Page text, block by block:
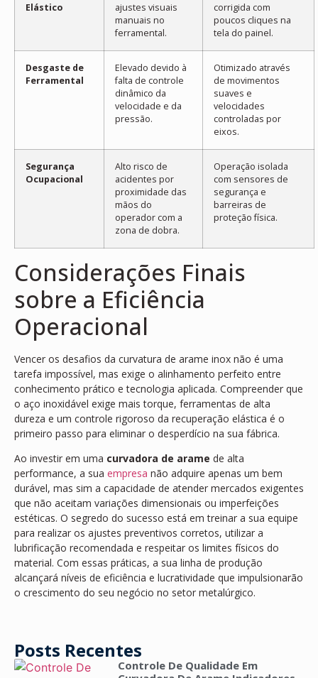
Elástico
ajustes visuais
manuais no
ferramental.
corrigida com
poucos cliques na
tela do painel.
Desgaste de
Ferramental
Elevado devido à
falta de controle
dinâmico da
velocidade e da
pressão.
Otimizado através
de movimentos
suaves e
velocidades
controladas por
eixos.
Segurança
Ocupacional
Alto risco de
acidentes por
proximidade das
mãos do
operador com a
zona de dobra.
Operação isolada
com sensores de
segurança e
barreiras de
proteção física.
Considerações Finais
sobre a Eficiência
Operacional
Vencer os desafios da curvatura de arame inox não é uma
tarefa impossível, mas exige o alinhamento perfeito entre
conhecimento prático e tecnologia aplicada. Compreender que
o aço inoxidável exige mais torque, ferramentas de alta
dureza e um controle rigoroso da recuperação elástica é o
primeiro passo para eliminar o desperdício na sua fábrica.
Ao investir em uma curvadora de arame de alta
performance, a sua empresa não adquire apenas um bem
durável, mas sim a capacidade de atender mercados exigentes
que não aceitam variações dimensionais ou imperfeições
estéticas. O segredo do sucesso está em treinar a sua equipe
para realizar os ajustes preventivos corretos, utilizar a
lubrificação recomendada e respeitar os limites físicos do
material. Com essas práticas, a sua linha de produção
alcançará níveis de eficiência e lucratividade que impulsionarão
o crescimento do seu negócio no setor metalúrgico.
Posts Recentes
Controle De Qualidade Em